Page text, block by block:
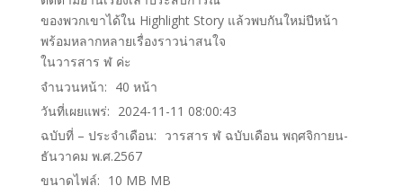
ของพวกเขาได้ใน Highlight Story แล้วพบกันใหม่ปีหน้า
พร้อมหลากหลายเรื่องราวน่าสนใจ
ในวารสาร ฬ ค่ะ
จำนวนหน้า: 40 หน้า
วันที่เผยแพร่: 2024-11-11 08:00:43
ฉบับที่ – ประจำเดือน: วารสาร ฬ ฉบับเดือน พฤศจิกายน-
ธันวาคม พ.ศ.2567
ขนาดไฟล์: 10 MB MB